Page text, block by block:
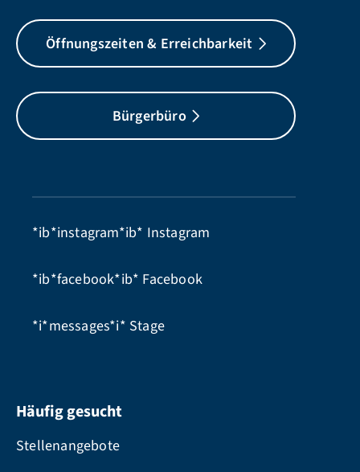
Öffnungszeiten & Erreichbarkeit
Bürgerbüro
*ib*instagram*ib* Instagram
*ib*facebook*ib* Facebook
*i*messages*i* Stage
Häufig gesucht
Stellenangebote